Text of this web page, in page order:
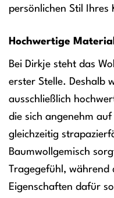
persönlichen Stil Ihres
Hochwertige
Bei Dirkje steht das
erster Stelle. Deshalb
ausschließlich
die sich angenehm
gleichzeitig
Baumwollgemisch
Tragegefühl, während
Eigenschaften dafür